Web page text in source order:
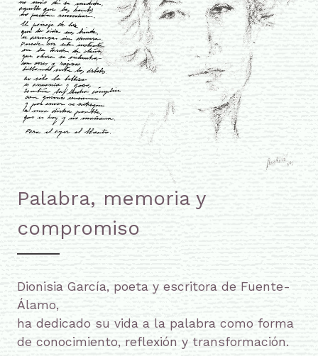
Palabra, memoria y
compromiso
Dionisia García, poeta y escritora de Fuente-
Álamo,
ha dedicado su vida a la palabra como forma
de conocimiento, reflexión y transformación.